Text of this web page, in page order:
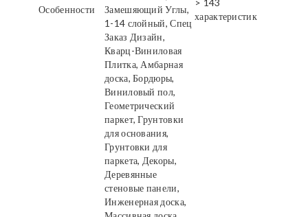
Особенности
Замешяющий Углы,
1-14 слойный, Спец
Заказ Дизайн,
> 143
характеристик
Кварц-Виниловая
Плитка, Амбарная
доска, Бордюры,
Виниловый пол,
Геометрический
паркет, Грунтовки
для основания,
Грунтовки для
паркета, Декоры,
Деревянные
стеновые панели,
Инженерная доска,